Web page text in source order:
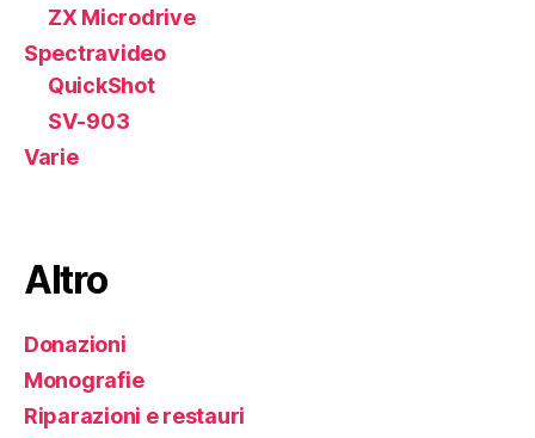
ZX Microdrive
Spectravideo
QuickShot
SV-903
Varie
Altro
Donazioni
Monografie
Riparazioni e restauri